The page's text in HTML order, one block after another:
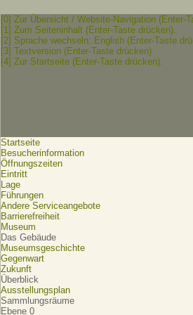
[0] Zur Übersicht / Website-Navigation (Enter-
[1] Zum Seiteninhalt (Enter-Taste drücken).
[2] Sprache wechseln: English (Enter-Taste
[3] Textversion (Enter-Taste drücken)
[4] Zur Startseite (Enter-Taste drücken).
Startseite
Besucherinformation
Öffnungszeiten
Eintritt
Lage
Führungen
Andere Serviceangebote
Barrierefreiheit
Museum
Das Gebäude
Museumsgeschichte
Gegenwart
Zukunft
Überblick
Ausstellungsplan
Sammlungsräume
Ebene 0